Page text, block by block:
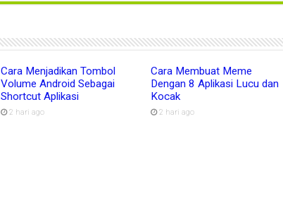
Cara Menjadikan Tombol
Volume Android Sebagai
Shortcut Aplikasi
2 hari ago
Cara Membuat Meme
Dengan 8 Aplikasi Lucu dan
Kocak
2 hari ago